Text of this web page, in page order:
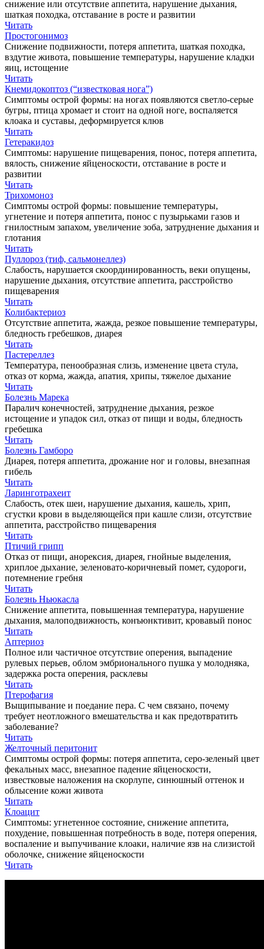
снижение или отсутствие аппетита, нарушение дыхания,
шаткая походка, отставание в росте и развитии
Читать
Простогонимоз
Снижение подвижности, потеря аппетита, шаткая походка,
вздутие живота, повышение температуры, нарушение кладки
яиц, истощение
Читать
Кнемидокоптоз (“известковая нога”)
Симптомы острой формы: на ногах появляются светло-серые
бугры, птица хромает и стоит на одной ноге, воспаляется
клоака и суставы, деформируется клюв
Читать
Гетеракидоз
Симптомы: нарушение пищеварения, понос, потеря аппетита,
вялость, снижение яйценоскости, отставание в росте и
развитии
Читать
Трихомоноз
Симптомы острой формы: повышение температуры,
угнетение и потеря аппетита, понос с пузырьками газов и
гнилостным запахом, увеличение зоба, затруднение дыхания и
глотания
Читать
Пуллороз (тиф, сальмонеллез)
Слабость, нарушается скоординированность, веки опущены,
нарушение дыхания, отсутствие аппетита, расстройство
пищеварения
Читать
Колибактериоз
Отсутствие аппетита, жажда, резкое повышение температуры,
бледность гребешков, диарея
Читать
Пастереллез
Температура, пенообразная слизь, изменение цвета стула,
отказ от корма, жажда, апатия, хрипы, тяжелое дыхание
Читать
Болезнь Марека
Паралич конечностей, затруднение дыхания, резкое
истощение и упадок сил, отказ от пищи и воды, бледность
гребешка
Читать
Болезнь Гамборо
Диарея, потеря аппетита, дрожание ног и головы, внезапная
гибель
Читать
Ларинготрахеит
Слабость, отек шеи, нарушение дыхания, кашель, хрип,
сгустки крови в выделяющейся при кашле слизи, отсутствие
аппетита, расстройство пищеварения
Читать
Птичий грипп
Отказ от пищи, анорексия, диарея, гнойные выделения,
хриплое дыхание, зеленовато-коричневый помет, судороги,
потемнение гребня
Читать
Болезнь Ньюкасла
Снижение аппетита, повышенная температура, нарушение
дыхания, малоподвижность, конъюнктивит, кровавый понос
Читать
Аптериоз
Полное или частичное отсутствие оперения, выпадение
рулевых перьев, облом эмбрионального пушка у молодняка,
задержка роста оперения, расклевы
Читать
Птерофагия
Выщипывание и поедание пера. С чем связано, почему
требует неотложного вмешательства и как предотвратить
заболевание?
Читать
Желточный перитонит
Симптомы острой формы: потеря аппетита, серо-зеленый цвет
фекальных масс, внезапное падение яйценоскости,
известковые наложения на скорлупе, синюшный оттенок и
облысение кожи живота
Читать
Клоацит
Симптомы: угнетенное состояние, снижение аппетита,
похудение, повышенная потребность в воде, потеря оперения,
воспаление и выпучивание клоаки, наличие язв на слизистой
оболочке, снижение яйценоскости
Читать